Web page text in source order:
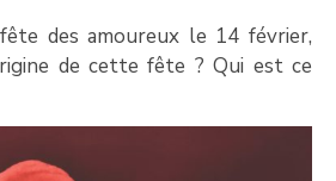
de cette fête ? Qui est ce